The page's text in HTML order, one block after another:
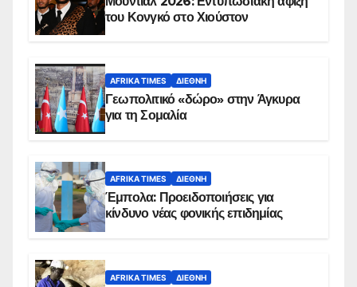
του Κονγκό στο Χιούστον
AFRIKA TIMES ΔΙΕΘΝΉ
Γεωπολιτικό «δώρο» στην Άγκυρα
για τη Σομαλία
AFRIKA TIMES ΔΙΕΘΝΉ
Έμπολα: Προειδοποιήσεις για
κίνδυνο νέας φονικής επιδημίας
AFRIKA TIMES ΔΙΕΘΝΉ